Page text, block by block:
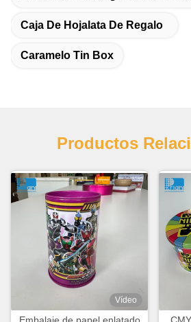
Caja De Hojalata De Regalo
Caramelo Tin Box
Productos
Vídeo